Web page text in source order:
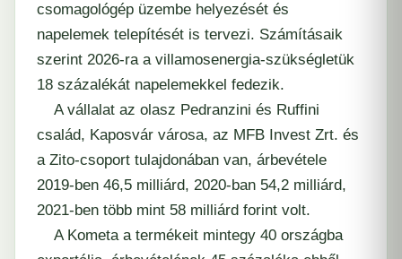
csomagológép üzembe helyezését és
napelemek telepítését is tervezi. Számításaik
szerint 2026-ra a villamosenergia-szükségletük
18 százalékát napelemekkel fedezik.
A vállalat az olasz Pedranzini és Ruffini
család, Kaposvár városa, az MFB Invest Zrt. és
a Zito-csoport tulajdonában van, árbevétele
2019-ben 46,5 milliárd, 2020-ban 54,2 milliárd,
2021-ben több mint 58 milliárd forint volt.
A Kometa a termékeit mintegy 40 országba